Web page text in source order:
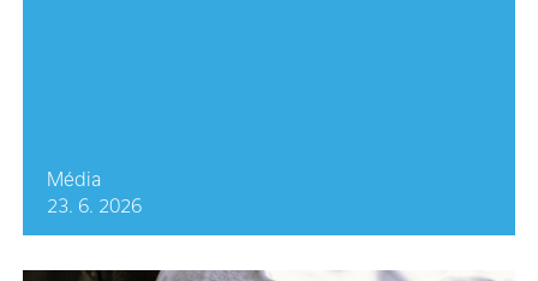
Média
23. 6. 2026